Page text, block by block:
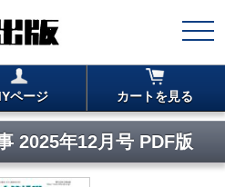
ページ カートを見る
2025年12月号 PDF版